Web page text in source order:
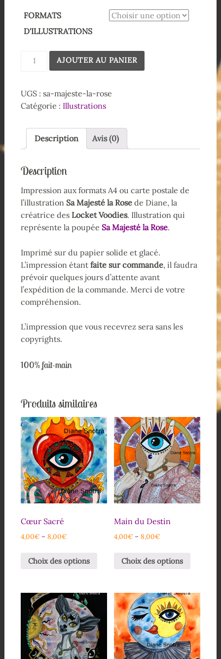
FORMATS
D'ILLUSTRATIONS
AJOUTER AU PANIER
UGS : sa-majeste-la-rose
Catégorie : Illustrations
Description Avis (0)
Description
Impression aux formats A4 ou carte postale de
l’illustration Sa Majesté la Rosede Diane, la
créatrice des Locket Voodies. Illustration qui
représente la poupée Sa Majesté la Rose.
Imprimé sur du papier solide et glacé.
L’impression étant faite sur commande, il faudra
prévoir quelques jours d’attente avant
l’expédition de la commande. Merci de votre
compréhension.
L’impression que vous recevrez sera sans les
copyrights.
100% fait-main
Produits similaires
Cœur Sacré
4,00€– 8,00€
Choix des options
Main du Destin
4,00€ –8,00€
Choix des options